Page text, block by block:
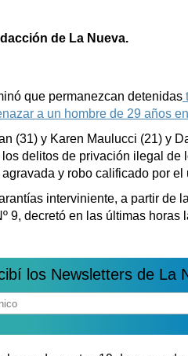
Loterías
Fúnebres
Edictos
Teléfonos de
de La Nueva.
que permanezcan detenidas
a un hombre de 29 años
(31) y Karen Maulucci (21) y
delitos de privación ilegal de
y robo calificado por el
interviniente, a partir de
9, decretó en las últimas horas
los Newsletters de La